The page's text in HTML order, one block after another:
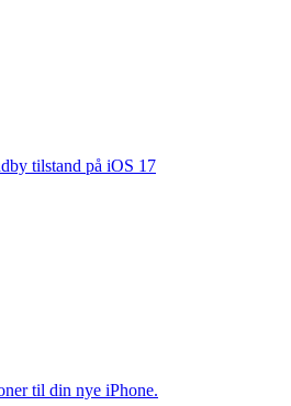
tilstand på iOS 17
til din nye iPhone.